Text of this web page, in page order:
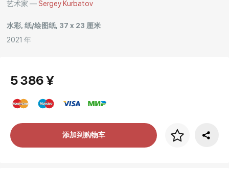
艺术家 — Sergey Kurbatov
水彩, 纸/绘图纸, 37 x 23 厘米
2021 年
5 386 ¥
画框价格 添加到购物车